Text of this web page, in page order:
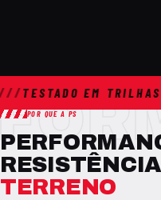
TESTADO EM TRILHAS
POR QUE A PS
TERRENO